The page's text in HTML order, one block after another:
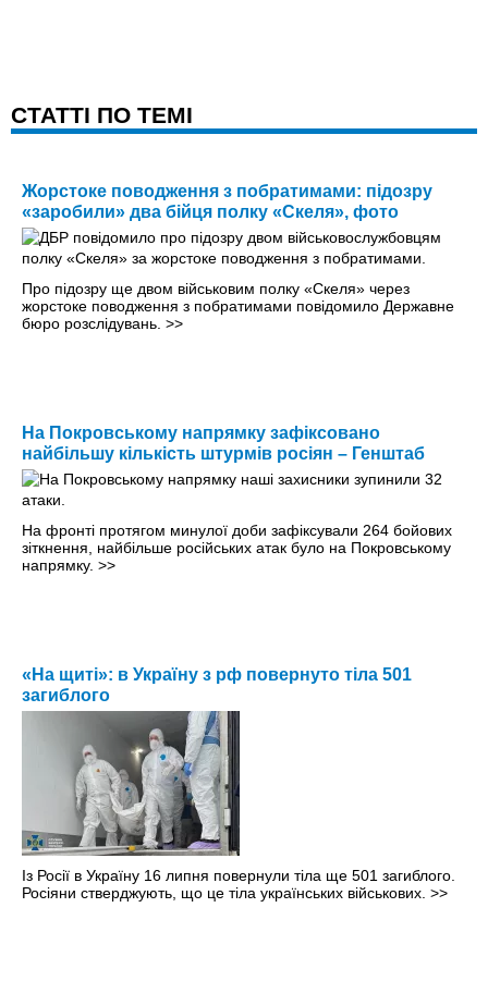
CТАТТІ ПО ТЕМІ
Жорстоке поводження з побратимами: підозру
«заробили» два бійця полку «Скеля», фото
Про підозру ще двом військовим полку «Скеля» через
жорстоке поводження з побратимами повідомило Державне
бюро розслідувань. >>
На Покровському напрямку зафіксовано
найбільшу кількість штурмів росіян – Генштаб
На фронті протягом минулої доби зафіксували 264 бойових
зіткнення, найбільше російських атак було на Покровському
напрямку. >>
«На щиті»: в Україну з рф повернуто тіла 501
загиблого
Із Росії в Україну 16 липня повернули тіла ще 501 загиблого.
Росіяни стверджують, що це тіла українських військових. >>